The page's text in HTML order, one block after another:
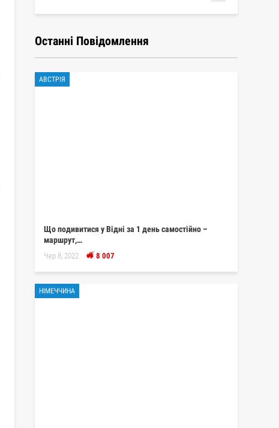
Останні Повідомлення
АВСТРІЯ
Що подивитися у Відні за 1 день самостійно –
маршрут,…
Чер 8, 2022 8 007
НІМЕЧЧИНА